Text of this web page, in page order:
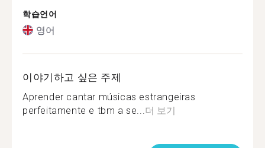
학습언어
영어
이야기하고 싶은 주제
Aprender cantar músicas estrangeiras
perfeitamente e tbm a se... 더 보기